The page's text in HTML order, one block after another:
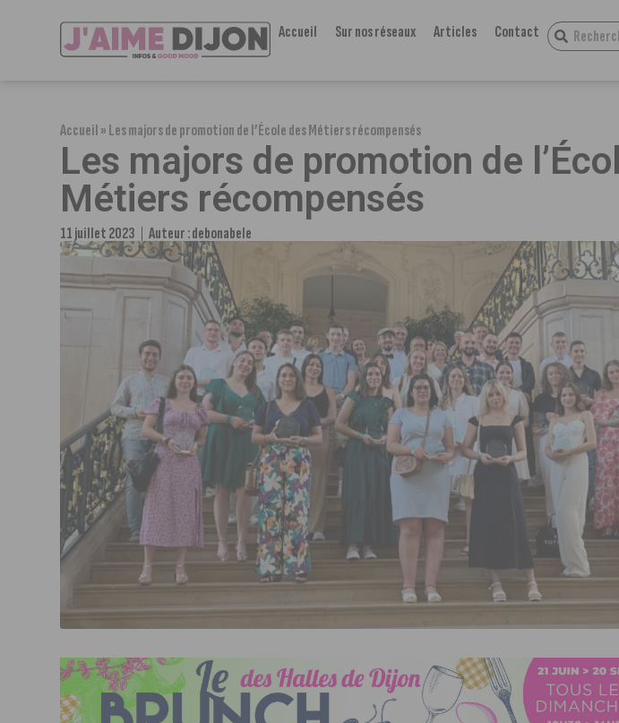
Accueil Sur nos réseaux Articles Contact
Accueil»Les majors de promotion de l’École des Métiers récompensés
Les majors de promotion de
Métiers récompensés
11 juillet 2023 Auteur :debonabele